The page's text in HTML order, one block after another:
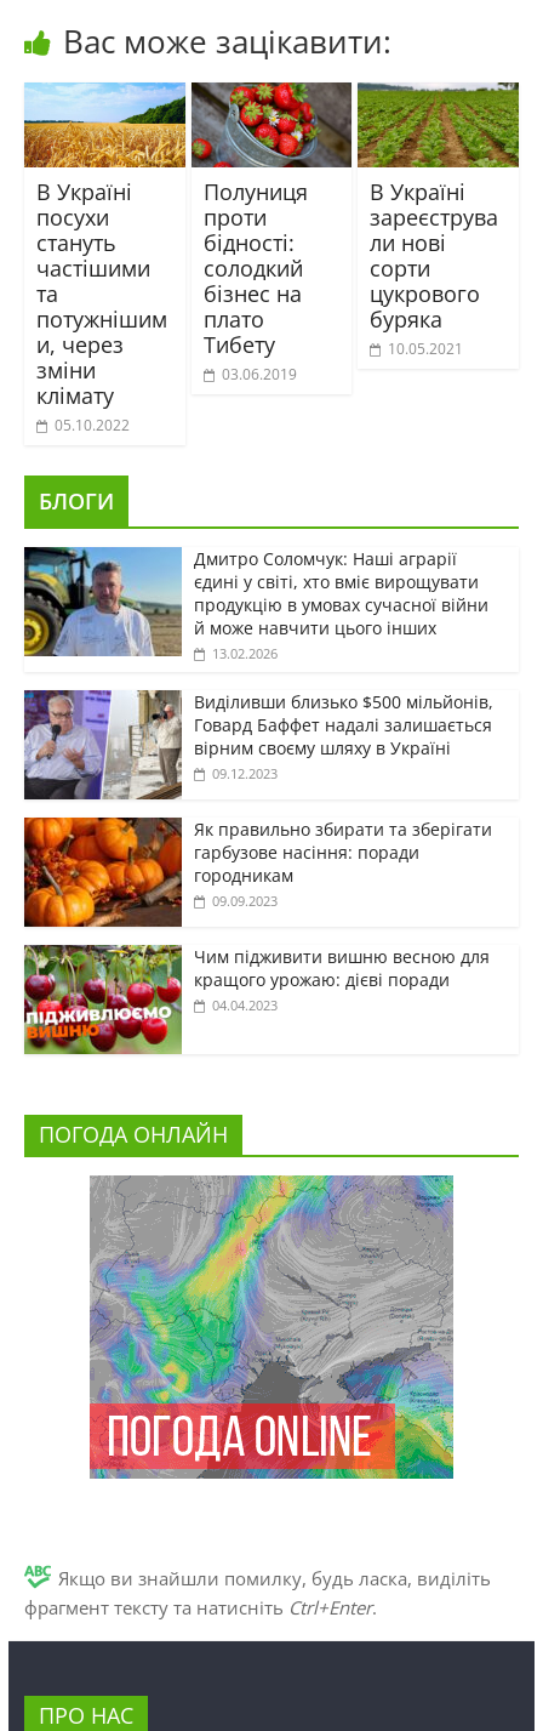
Вас може зацікавити:
В Україні
посухи
стануть
частішими
та
потужнішим
и, через
зміни
клімату
05.10.2022
Полуниця
проти
бідності:
солодкий
бізнес на
плато
Тибету
03.06.2019
В Україні
зареєструва
ли нові
сорти
цукрового
буряка
10.05.2021
БЛОГИ
Дмитро Соломчук: Наші аграрії
єдині у світі, хто вміє вирощувати
продукцію в умовах сучасної війни
й може навчити цього інших
13.02.2026
Виділивши близько $500 мільйонів,
Говард Баффет надалі залишається
вірним своєму шляху в Україні
09.12.2023
Як правильно збирати та зберігати
гарбузове насіння: поради
городникам
09.09.2023
Чим підживити вишню весною для
кращого урожаю: дієві поради
04.04.2023
ПОГОДА ОНЛАЙН
Якщо ви знайшли помилку, будь ласка, виділіть
фрагмент тексту та натисніть Ctrl+Enter.
ПРО НАС